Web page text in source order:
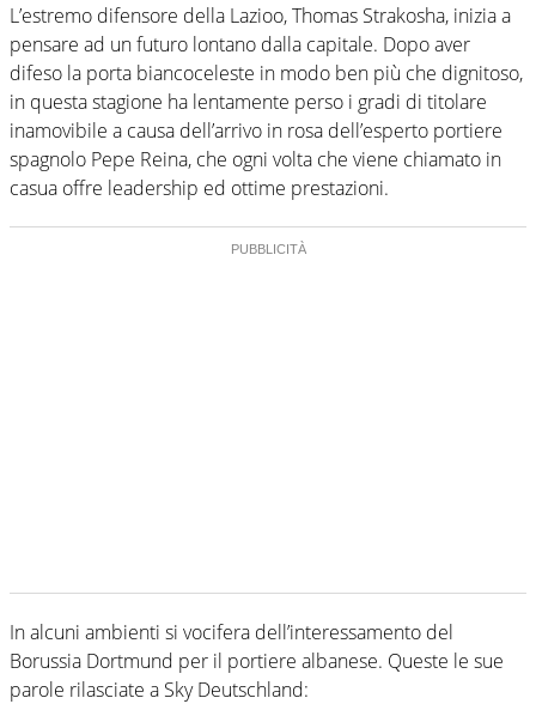
L’estremo difensore della Lazioo, Thomas Strakosha, inizia a
pensare ad un futuro lontano dalla capitale. Dopo aver
difeso la porta biancoceleste in modo ben più che dignitoso,
in questa stagione ha lentamente perso i gradi di titolare
inamovibile a causa dell’arrivo in rosa dell’esperto portiere
spagnolo Pepe Reina, che ogni volta che viene chiamato in
casua offre leadership ed ottime prestazioni.
In alcuni ambienti si vocifera dell’interessamento del
Borussia Dortmund per il portiere albanese. Queste le sue
parole rilasciate a Sky Deutschland: